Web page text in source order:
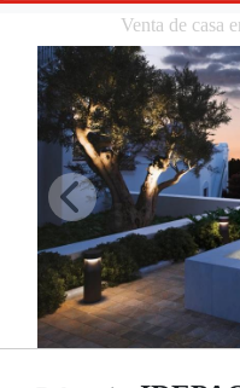
Venta de casa